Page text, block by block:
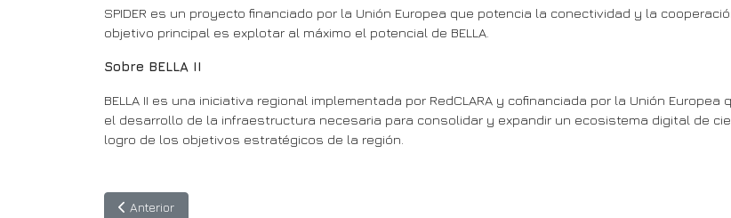
SPIDER es un proyecto financiado por la Unión Europea que potencia la conectividad y la
objetivo principal es explotar al máximo el potencial de BELLA.
Sobre BELLA II
BELLA II es una iniciativa regional implementada por RedCLARA y cofinanciada por la Unión
el desarrollo de la infraestructura necesaria para consolidar y expandir un ecosistema digital de
logro de los objetivos estratégicos de la región.
Artículo anterior: 13 junio: Sesión informativa sobre el Desafío de Innovación Digital y Verde en ALC
Anterior